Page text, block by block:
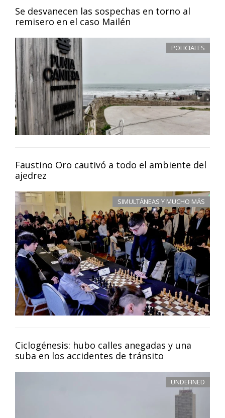
Se desvanecen las sospechas en torno al
remisero en el caso Mailén
POLICIALES
Faustino Oro cautivó a todo el ambiente del
ajedrez
SIMULTÁNEAS Y MUCHO MÁS
Ciclogénesis: hubo calles anegadas y una
suba en los accidentes de tránsito
UNDEFINED